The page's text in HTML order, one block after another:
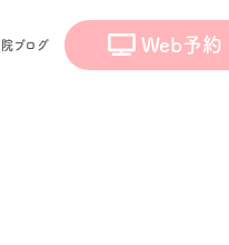
ブログ Web予約